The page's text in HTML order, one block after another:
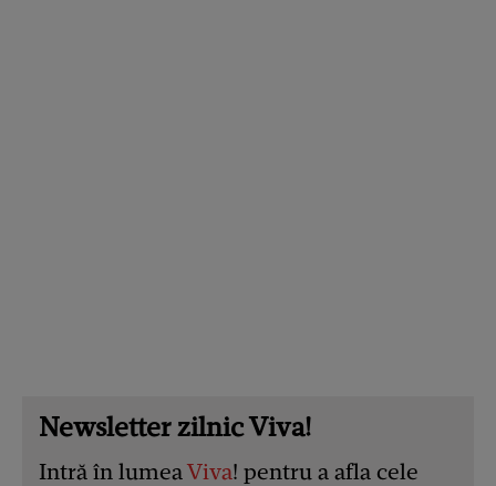
Newsletter zilnic Viva!
Intră în lumeaViva! pentru a afla cele